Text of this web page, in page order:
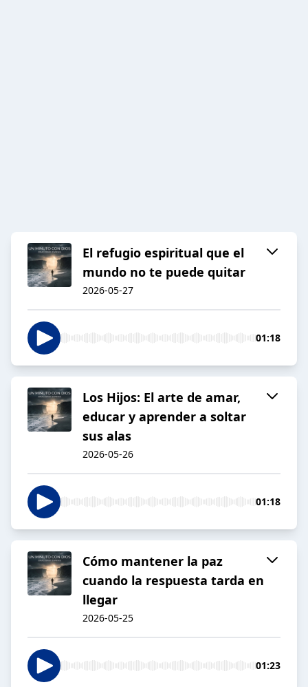
El refugio espiritual que el
mundo no te puede quitar
2026-05-27
01:18
Los Hijos: El arte de amar,
educar y aprender a soltar
sus alas
2026-05-26
01:18
Cómo mantener la paz
cuando la respuesta tarda en
llegar
2026-05-25
01:23